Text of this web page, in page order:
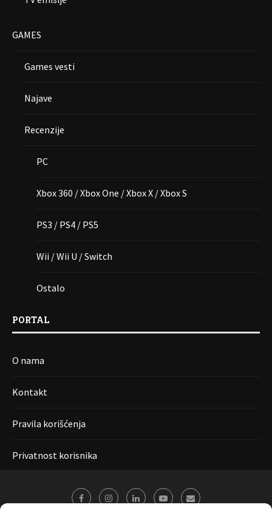
GAMES
Games vesti
Najave
Recenzije
PC
Xbox 360 / Xbox One / Xbox X / Xbox S
PS3 / PS4 / PS5
Wii / Wii U / Switch
Ostalo
PORTAL
O nama
Kontakt
Pravila korišćenja
Privatnost korisnika